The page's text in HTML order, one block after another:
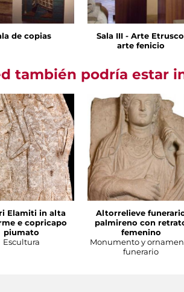
de copias
Sala III - Arte
arte fenicio
también podría estar
Elamiti in alta
e copricapo
piumato
Escultura
Altorrelieve
palmireno con
femenino
Monumento y
funerario